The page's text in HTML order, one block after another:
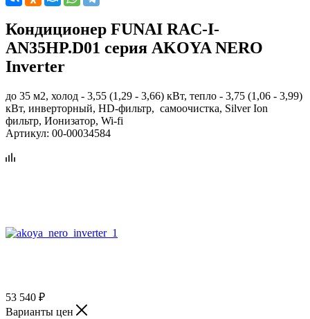
Кондиционер FUNAI RAC-I-
AN35HP.D01 серия AKOYA NERO
Inverter
до 35 м2, холод - 3,55 (1,29 - 3,66) кВт, тепло - 3,75 (1,06 - 3,99)
кВт, инверторный, HD-фильтр, самоочистка, Silver Ion
фильтр, Ионизатор, Wi-fi
Артикул: 00-00034584
53 540 ₽
Варианты цен